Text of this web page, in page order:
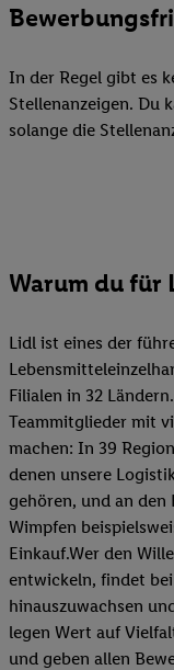
In der Regel gibt es
Stellenanzeigen. Du
solange die
Warum du für
Lidl ist eines der
Filialen in 32
Teammitglieder mit
machen: In 39
denen unsere
gehören, und an
Wimpfen
Einkauf.Wer den
entwickeln, findet
hinauszuwachsen
legen Wert auf
und geben allen